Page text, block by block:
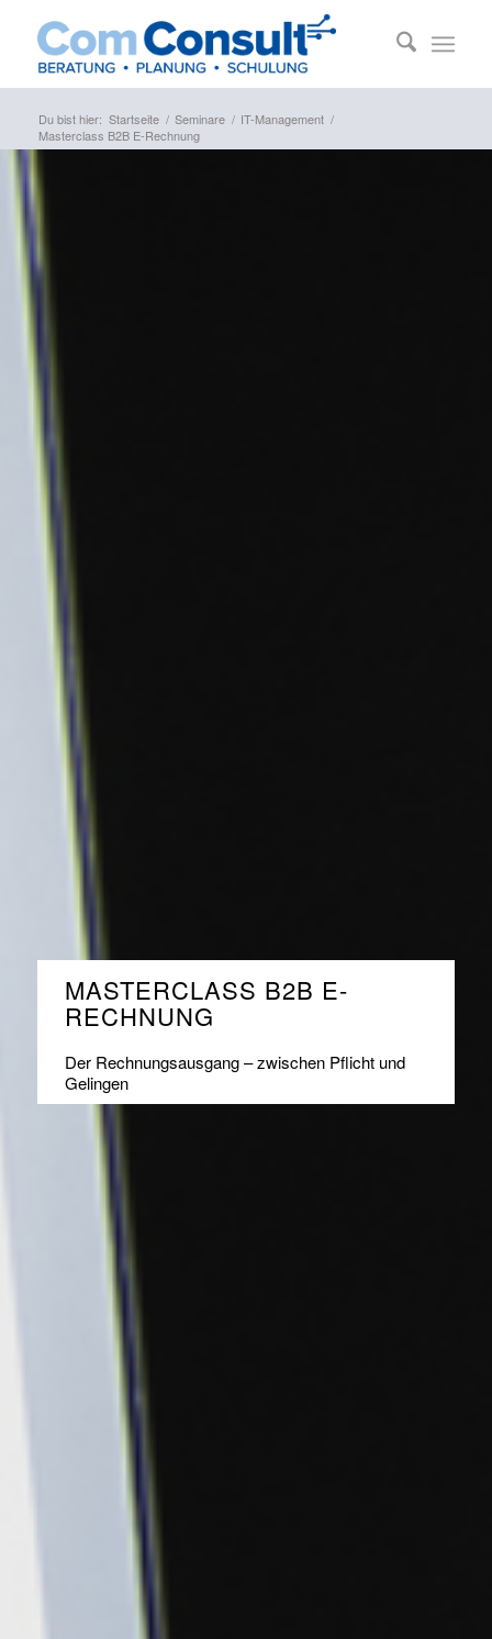
Du bist hier: Startseite / Seminare / IT-Management /
Masterclass B2B E-Rechnung
MASTERCLASS B2B E-
RECHNUNG
Der Rechnungsausgang – zwischen Pflicht und
Gelingen